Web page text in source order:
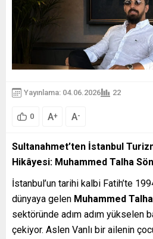
Yayınlama: 04.06.2026 22
0 A+ A-
Sultanahmet’ten İstanbul
Hikâyesi: Muhammed Talha
İstanbul’un tarihi kalbi Fatih’te
dünyaya gelen Muhammed
sektöründe adım adım yükselen
çekiyor. Aslen Vanlı bir ailenin